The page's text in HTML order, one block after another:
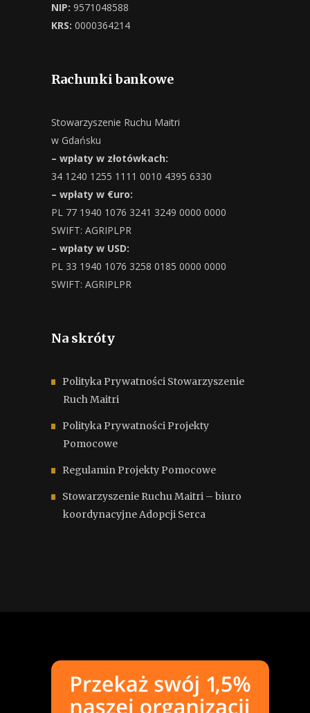
NIP: 9571048588
KRS: 0000364214
Rachunki bankowe
Stowarzyszenie Ruchu Maitri
w Gdańsku
– wpłaty w złotówkach:
34 1240 1255 1111 0010 4395 6330
– wpłaty w €uro:
PL 77 1940 1076 3241 3249 0000 0000
SWIFT: AGRIPLPR
– wpłaty w USD:
PL 33 1940 1076 3258 0185 0000 0000
SWIFT: AGRIPLPR
Na skróty
Polityka Prywatności Stowarzyszenie
Ruch Maitri
Polityka Prywatności Projekty
Pomocowe
Regulamin Projekty Pomocowe
Stowarzyszenie Ruchu Maitri – biuro
koordynacyjne Adopcji Serca